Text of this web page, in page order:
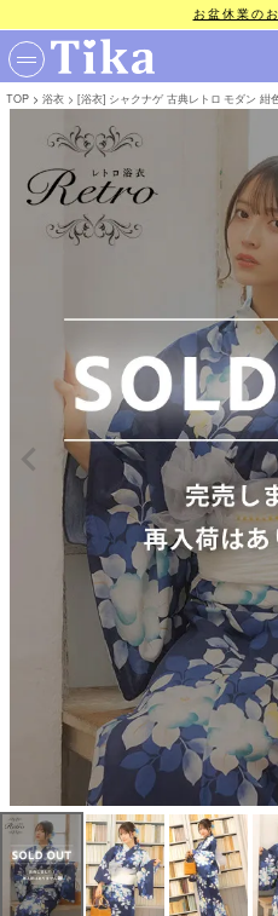
お盆休業の
TOP 浴衣 [浴衣] シャクナゲ 古典レトロ モダン 紺